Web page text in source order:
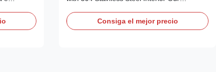
service counter, C means curved front glass
design, maximum cabinet length reaches
Consiga el mejor precio